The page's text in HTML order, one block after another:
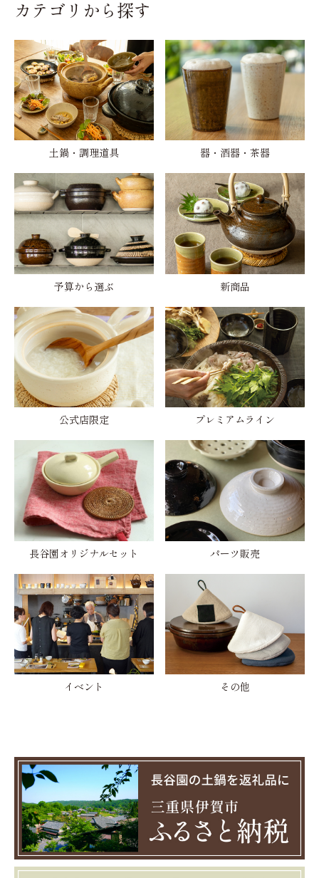
カテゴリから探す
土鍋・調理道具 器・酒器・茶器
予算から選ぶ 新商品
公式店限定 プレミアムライン
長谷園オリジナルセット パーツ販売
イベント その他